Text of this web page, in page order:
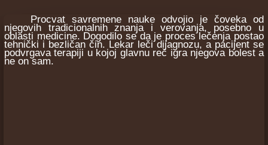
Procvat savremene nauke odvojio je čoveka od
njegovih tradicionalnih znanja i verovanja, posebno u
oblasti medicine. Dogodilo se da je proces lečenja postao
tehnički i bezličan čin. Lekar leči dijagnozu, a pacijent se
podvrgava terapiji u kojoj glavnu reč igra njegova bolest a
ne on sam.